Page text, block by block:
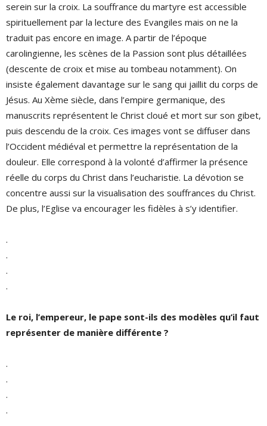
serein sur la croix. La souffrance du martyre est accessible
spirituellement par la lecture des Evangiles mais on ne la
traduit pas encore en image. A partir de l’époque
carolingienne, les scènes de la Passion sont plus détaillées
(descente de croix et mise au tombeau notamment). On
insiste également davantage sur le sang qui jaillit du corps de
Jésus. Au Xème siècle, dans l’empire germanique, des
manuscrits représentent le Christ cloué et mort sur son gibet,
puis descendu de la croix. Ces images vont se diffuser dans
l’Occident médiéval et permettre la représentation de la
douleur. Elle correspond à la volonté d’affirmer la présence
réelle du corps du Christ dans l’eucharistie. La dévotion se
concentre aussi sur la visualisation des souffrances du Christ.
De plus, l’Eglise va encourager les fidèles à s’y identifier.
.
.
.
.
Le roi, l’empereur, le pape sont-ils des modèles qu’il faut
représenter de manière différente ?
.
.
.
.